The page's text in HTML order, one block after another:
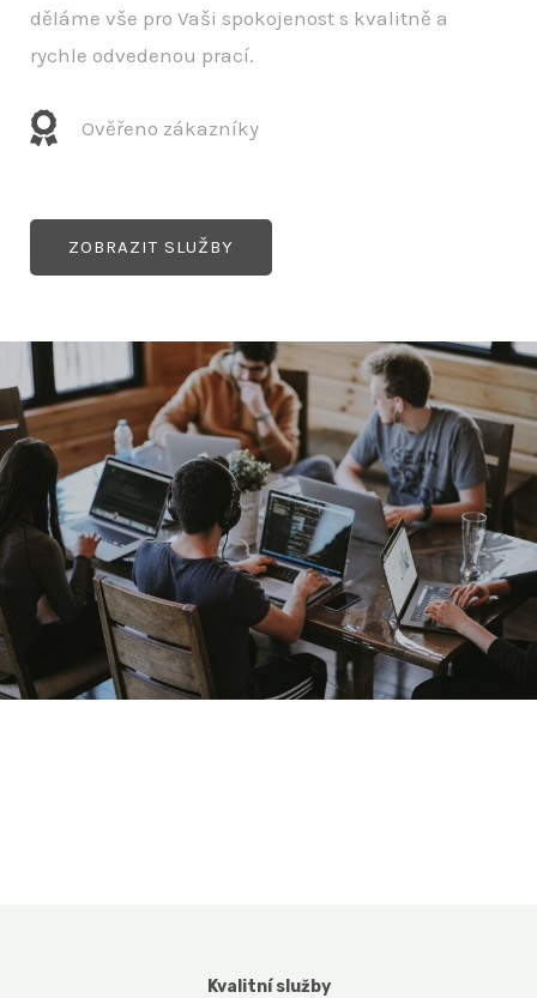
děláme vše pro Vaši spokojenost s kvalitně a
rychle odvedenou prací.
Ověřeno zákazníky
ZOBRAZIT SLUŽBY
Kvalitní služby